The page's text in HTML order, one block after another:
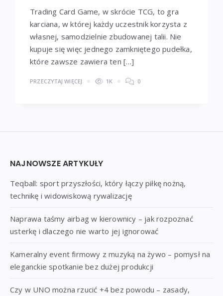
Trading Card Game, w skrócie TCG, to gra
karciana, w której każdy uczestnik korzysta z
własnej, samodzielnie zbudowanej talii. Nie
kupuje się więc jednego zamkniętego pudełka,
które zawsze zawiera ten […]
PRZECZYTAJ WIĘCEJ 1K 0
Widgets
NAJNOWSZE ARTYKUŁY
Teqball: sport przyszłości, który łączy piłkę nożną,
technikę i widowiskową rywalizację
Naprawa taśmy airbag w kierownicy – jak rozpoznać
usterkę i dlaczego nie warto jej ignorować
Kameralny event firmowy z muzyką na żywo – pomysł na
eleganckie spotkanie bez dużej produkcji
Czy w UNO można rzucić +4 bez powodu – zasady,